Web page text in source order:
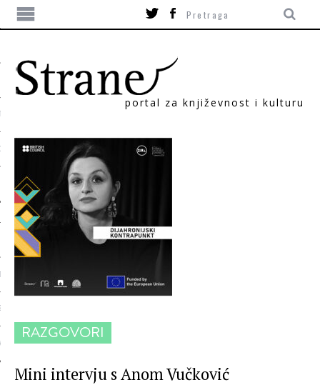
portal za književnost i kulturu
RAZGOVORI
Mini intervju s Anom Vučković